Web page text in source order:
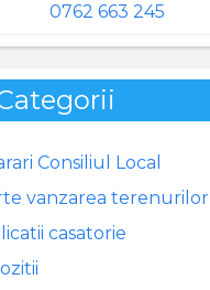
0762 663 245
Consiliul Local
vanzarea terenurilor
casatorie